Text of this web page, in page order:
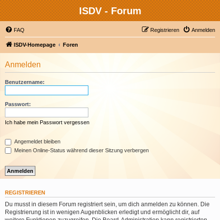
ISDV - Forum
FAQ Anmelden
Registrieren
ISDV-Homepage Foren
Anmelden
Benutzername:
Passwort:
Ich habe mein Passwort vergessen
Angemeldet bleiben
Meinen Online-Status während dieser Sitzung verbergen
REGISTRIEREN
Du musst in diesem Forum registriert sein, um dich anmelden zu können. Die
Registrierung ist in wenigen Augenblicken erledigt und ermöglicht dir, auf